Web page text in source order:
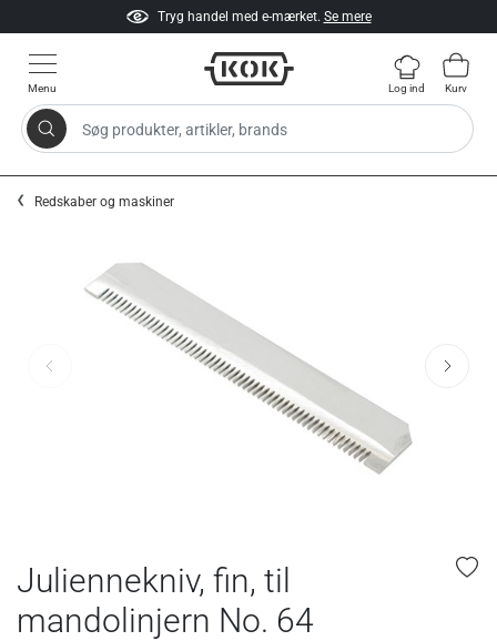
Tryg handel med e-mærket. Se mere
Menu
Søg produkter, artikler, brands
Log ind Kurv
Redskaber og maskiner
Juliennekniv, fin, til
mandolinjern No. 64